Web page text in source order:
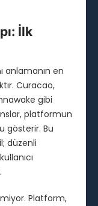
İlk
anlamanın en
Curacao,
gibi
platformun
gösterir. Bu
düzenli
Platform,